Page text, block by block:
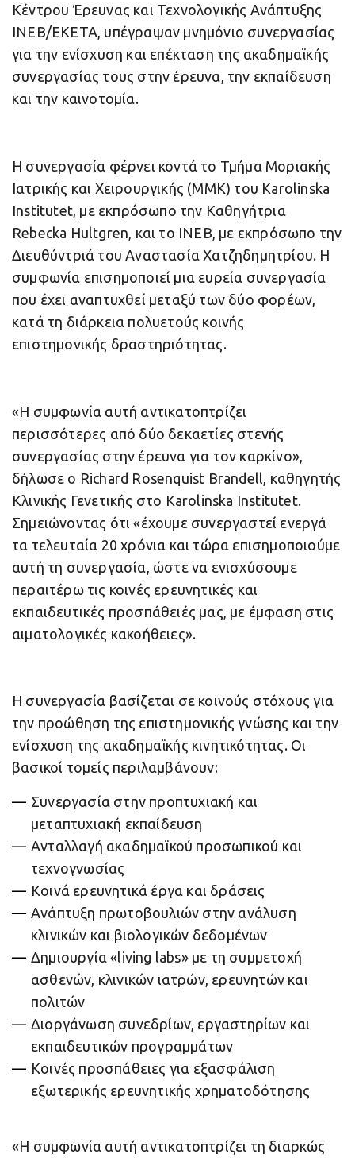
Κέντρου Έρευνας και Τεχνολογικής Ανάπτυξης
ΙΝΕΒ/ΕΚΕΤΑ, υπέγραψαν μνημόνιο συνεργασίας
για την ενίσχυση και επέκταση της ακαδημαϊκής
συνεργασίας τους στην έρευνα, την εκπαίδευση
και την καινοτομία.
Η συνεργασία φέρνει κοντά το Τμήμα Μοριακής
Ιατρικής και Χειρουργικής (MMK) του Karolinska
Institutet, με εκπρόσωπο την Καθηγήτρια
Rebecka Hultgren, και το INΕB, με εκπρόσωπο την
Διευθύντριά του Αναστασία Χατζηδημητρίου. Η
συμφωνία επισημοποιεί μια ευρεία συνεργασία
που έχει αναπτυχθεί μεταξύ των δύο φορέων,
κατά τη διάρκεια πολυετούς κοινής
επιστημονικής δραστηριότητας.
«Η συμφωνία αυτή αντικατοπτρίζει
περισσότερες από δύο δεκαετίες στενής
συνεργασίας στην έρευνα για τον καρκίνο»,
δήλωσε ο Richard Rosenquist Brandell, καθηγητής
Κλινικής Γενετικής στο Karolinska Institutet.
Σημειώνοντας ότι «έχουμε συνεργαστεί ενεργά
τα τελευταία 20 χρόνια και τώρα επισημοποιούμε
αυτή τη συνεργασία, ώστε να ενισχύσουμε
περαιτέρω τις κοινές ερευνητικές και
εκπαιδευτικές προσπάθειές μας, με έμφαση στις
αιματολογικές κακοήθειες».
Η συνεργασία βασίζεται σε κοινούς στόχους για
την προώθηση της επιστημονικής γνώσης και την
ενίσχυση της ακαδημαϊκής κινητικότητας. Οι
βασικοί τομείς περιλαμβάνουν:
Συνεργασία στην προπτυχιακή και
μεταπτυχιακή εκπαίδευση
Ανταλλαγή ακαδημαϊκού προσωπικού και
τεχνογνωσίας
Κοινά ερευνητικά έργα και δράσεις
Ανάπτυξη πρωτοβουλιών στην ανάλυση
κλινικών και βιολογικών δεδομένων
Δημιουργία «living labs» με τη συμμετοχή
ασθενών, κλινικών ιατρών, ερευνητών και
πολιτών
Διοργάνωση συνεδρίων, εργαστηρίων και
εκπαιδευτικών προγραμμάτων
Κοινές προσπάθειες για εξασφάλιση
εξωτερικής ερευνητικής χρηματοδότησης
«Η συμφωνία αυτή αντικατοπτρίζει τη διαρκώς